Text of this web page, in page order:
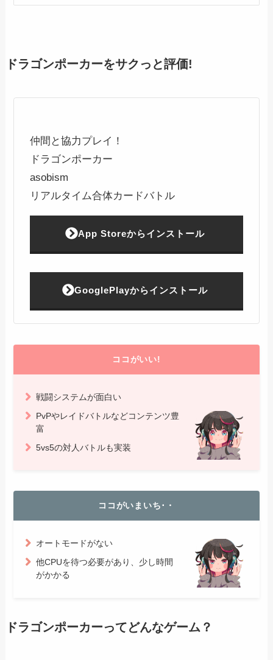
ドラゴンポーカーをサクっと評価!
仲間と協力プレイ！
ドラゴンポーカー
asobism
リアルタイム合体カードバトル
App Storeからインストール
GooglePlayからインストール
ココがいい!
戦闘システムが面白い
PvPやレイドバトルなどコンテンツ豊
富
5vs5の対人バトルも実装
ココがいまいち･・
オートモードがない
他CPUを待つ必要があり、少し時間
がかかる
ドラゴンポーカーってどんなゲーム？